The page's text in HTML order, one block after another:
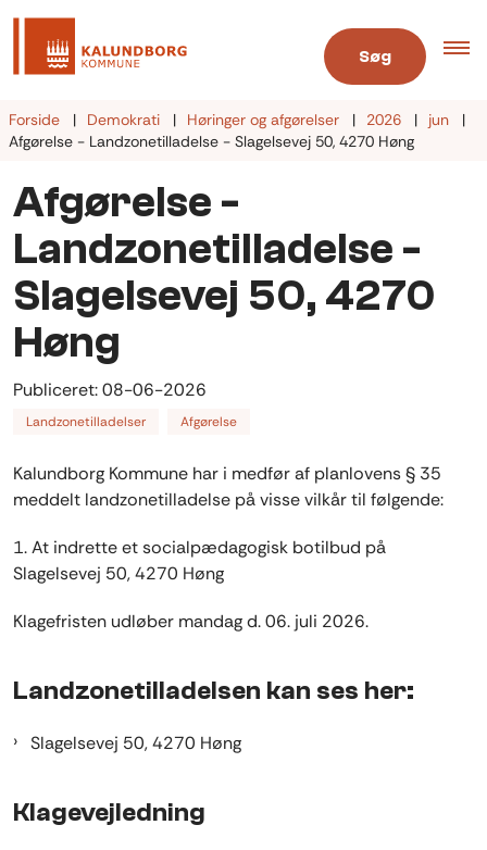
Søg
Forside Demokrati Høringer og afgørelser 2026
jun
Afgørelse - Landzonetilladelse - Slagelsevej 50, 4270 Høng
Afgørelse -
Landzonetilladelse -
Slagelsevej 50, 4270
Høng
Publiceret:08-06-2026
Landzonetilladelser Afgørelse
Kalundborg Kommune har i medfør af planlovens § 35
meddelt landzonetilladelse på visse vilkår til følgende:
1. At indrette etsocialpædagogisk botilbud på
Slagelsevej 50, 4270 Høng
Klagefristen udløber mandag d. 06. juli 2026.
Landzonetilladelsen kan ses her:
Slagelsevej 50, 4270 Høng
Klagevejledning